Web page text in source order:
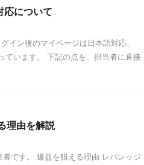
応について
イン後のマイページは日本語対応、
ています。 下記の点を、担当者に直接
理由を解説
です。 爆益を狙える理由 レバレッジ